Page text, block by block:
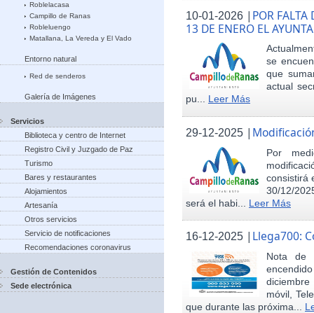
Roblelacasa
Campillo de Ranas
Robleluengo
Matallana, La Vereda y El Vado
Entorno natural
Red de senderos
Galería de Imágenes
Servicios
Biblioteca y centro de Internet
Registro Civil y Juzgado de Paz
Turismo
Bares y restaurantes
Alojamientos
Artesanía
Otros servicios
Servicio de notificaciones
Recomendaciones coronavirus
Gestión de Contenidos
Sede electrónica
10-01-2026 | POR FALTA
13 DE ENERO EL
se
que
actual
pu... Leer Más
29-12-2025 |
Por
consistirá
30/12/
será el habi... Leer Más
16-12-2025 | Llega700:
Nota de
móvil,
que durante las próxima...